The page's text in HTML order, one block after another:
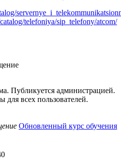
Публикуется администрацией.
всех пользователей.
Обновленный курс обучения